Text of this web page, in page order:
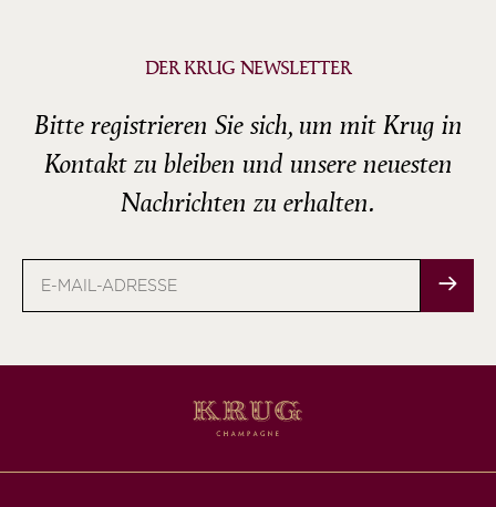
DER KRUG NEWSLETTER
Bitte registrieren Sie sich, um mit Krug in
Kontakt zu bleiben und unsere neuesten
Nachrichten zu erhalten.
Mail-